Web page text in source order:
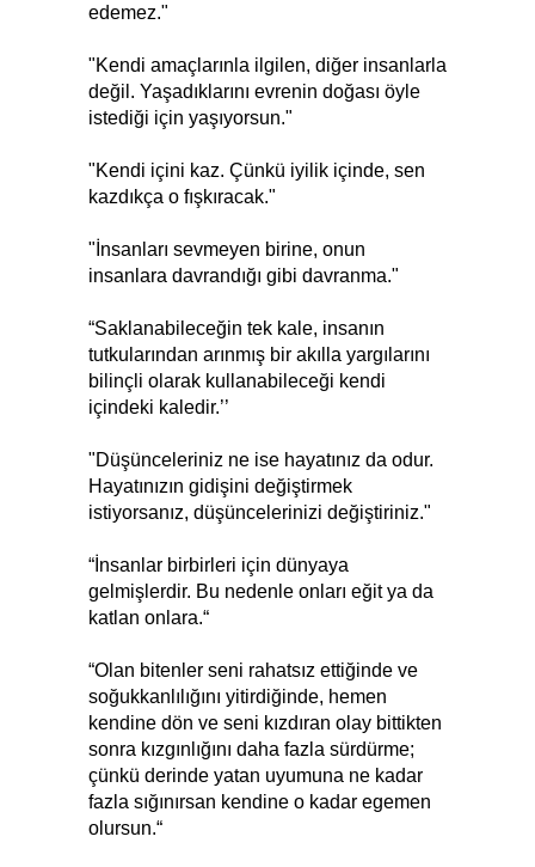
edemez."
"Kendi amaçlarınla ilgilen, diğer insanlarla
değil. Yaşadıklarını evrenin doğası öyle
istediği için yaşıyorsun."
"Kendi içini kaz. Çünkü iyilik içinde, sen
kazdıkça o fışkıracak."
"İnsanları sevmeyen birine, onun
insanlara davrandığı gibi davranma."
“Saklanabileceğin tek kale, insanın
tutkularından arınmış bir akılla yargılarını
bilinçli olarak kullanabileceği kendi
içindeki kaledir.’’
"Düşünceleriniz ne ise hayatınız da odur.
Hayatınızın gidişini değiştirmek
istiyorsanız, düşüncelerinizi değiştiriniz."
“İnsanlar birbirleri için dünyaya
gelmişlerdir. Bu nedenle onları eğit ya da
katlan onlara.“
“Olan bitenler seni rahatsız ettiğinde ve
soğukkanlılığını yitirdiğinde, hemen
kendine dön ve seni kızdıran olay bittikten
sonra kızgınlığını daha fazla sürdürme;
çünkü derinde yatan uyumuna ne kadar
fazla sığınırsan kendine o kadar egemen
olursun.“